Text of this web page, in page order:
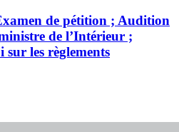
de pétition ; Audition
de l’Intérieur ;
les règlements